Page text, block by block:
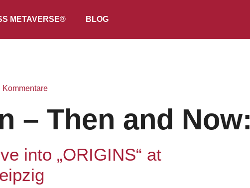
METAVERSE® BLOG
Kommentare
– Then and Now:
into „ORIGINS“ at